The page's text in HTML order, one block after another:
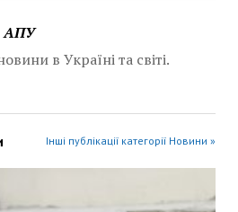
АПУ
в Україні та світі.
Інші публікації категорії Новини »